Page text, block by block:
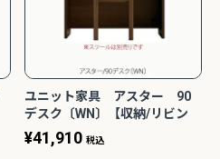
ユニット家具 アスター 90
デスク〔WN〕【収納/リビン
グ/寝室/書斎/組合せ/ナチュラ
ル/高野木工】
¥41,910 税込